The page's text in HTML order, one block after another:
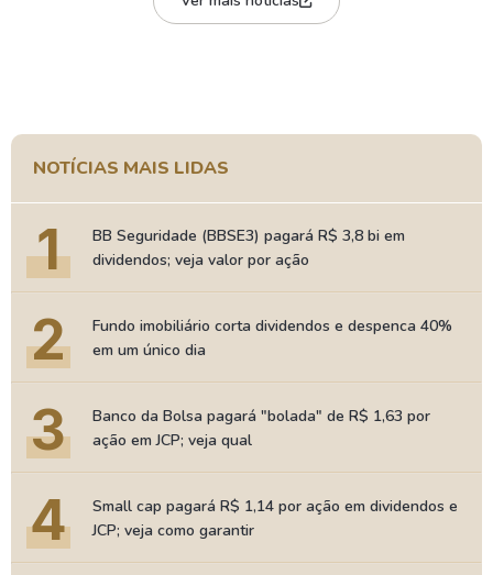
NOTÍCIAS MAIS LIDAS
1
BB Seguridade (BBSE3) pagará R$ 3,8 bi em
dividendos; veja valor por ação
2
Fundo imobiliário corta dividendos e despenca 40%
em um único dia
3
Banco da Bolsa pagará "bolada" de R$ 1,63 por
ação em JCP; veja qual
4
Small cap pagará R$ 1,14 por ação em dividendos e
JCP; veja como garantir